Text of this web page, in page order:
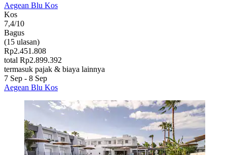
Aegean Blu Kos
Kos
7,4/10
Bagus
(15 ulasan)
Rp2.451.808
total Rp2.899.392
termasuk pajak & biaya lainnya
7 Sep - 8 Sep
Aegean Blu Kos